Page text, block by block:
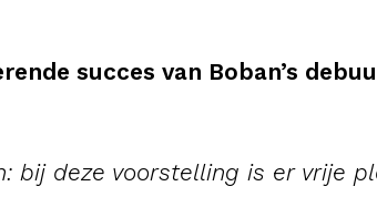
succes van Boban’s
bij deze voorstelling is er vrije